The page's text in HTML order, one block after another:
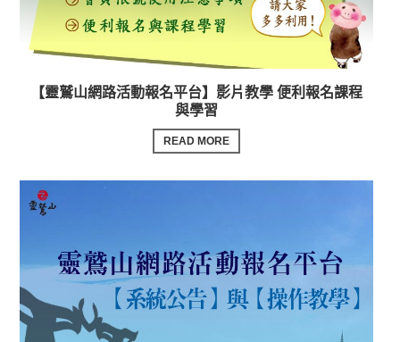
【靈鷲山網路活動報名平台】影片教學 便利報名課程
與學習
READ MORE